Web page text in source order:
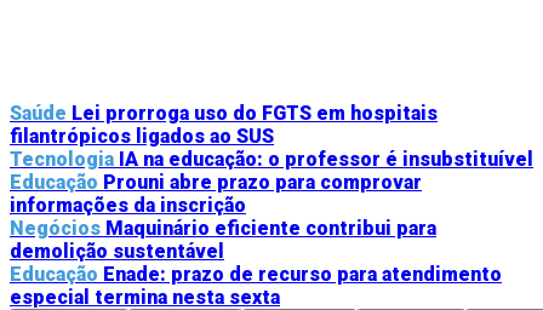
Saúde Lei prorroga uso do FGTS em hospitais
filantrópicos ligados ao SUS
Tecnologia IA na educação: o professor é insubstituível
Educação Prouni abre prazo para comprovar
informações da inscrição
Negócios Maquinário eficiente contribui para
demolição sustentável
Educação Enade: prazo de recurso para atendimento
especial termina nesta sexta